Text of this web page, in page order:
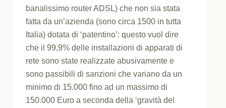
banalissimo router ADSL) che non sia stata
fatta da un’azienda (sono circa 1500 in tutta
Italia) dotata di ‘patentino’: questo vuol dire
che il 99,9% delle installazioni di apparati di
rete sono state realizzate abusivamente e
sono passibili di sanzioni che variano da un
minimo di 15.000 fino ad un massimo di
150.000 Euro a seconda della ‘gravità del